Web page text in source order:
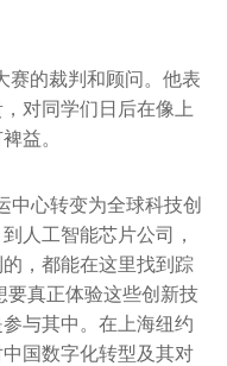
赛的裁判和顾问。他表
对同学们日后在像上
益。
中心转变为全球科技创
人工智能芯片公司，
，都能在这里找到踪
要真正体验这些创新技
与其中。在上海纽约
国数字化转型及其对